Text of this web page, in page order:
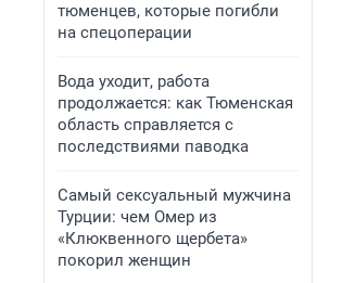
тюменцев, которые погибли
на спецоперации
Вода уходит, работа
продолжается: как Тюменская
область справляется с
последствиями паводка
Самый сексуальный мужчина
Турции: чем Омер из
«Клюквенного щербета»
покорил женщин